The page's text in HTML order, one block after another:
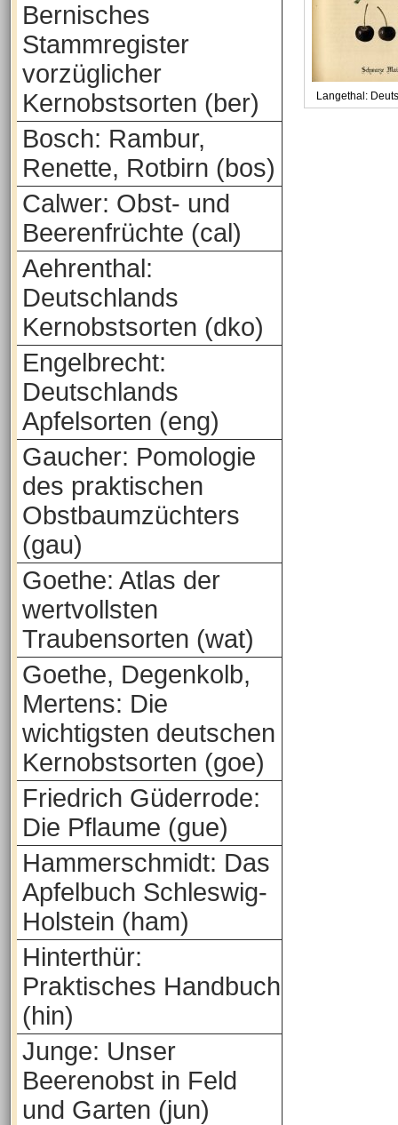
Bernisches
Stammregister
vorzüglicher
Kernobstsorten (ber)
Bosch: Rambur,
Renette, Rotbirn (bos)
Calwer: Obst- und
Beerenfrüchte (cal)
Aehrenthal:
Deutschlands
Kernobstsorten (dko)
Engelbrecht:
Deutschlands
Apfelsorten (eng)
Gaucher: Pomologie
des praktischen
Obstbaumzüchters
(gau)
Goethe: Atlas der
wertvollsten
Traubensorten (wat)
Goethe, Degenkolb,
Mertens: Die
wichtigsten deutschen
Kernobstsorten (goe)
Friedrich Güderrode:
Die Pflaume (gue)
Hammerschmidt: Das
Apfelbuch Schleswig-
Holstein (ham)
Hinterthür:
Praktisches Handbuch
(hin)
Junge: Unser
Beerenobst in Feld
und Garten (jun)
Langethal: